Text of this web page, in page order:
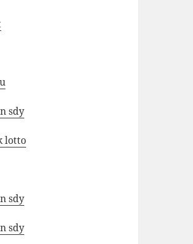
sdy
lotto
sdy
sdy